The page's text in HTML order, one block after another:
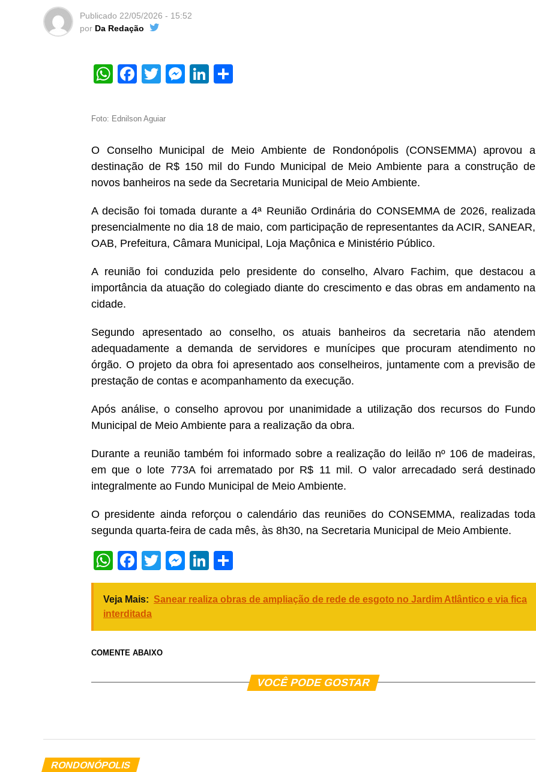
Publicado 22/05/2026 - 15:52
por Da Redação
WhatsApp
Facebook
TwitterMessenger
LinkedIn
Foto: Ednilson Aguiar
O Conselho Municipal de Meio Ambiente de Rondonópolis(CONSEMMA) aprovou a
destinação de R$ 150 mil do Fundo Municipal de Meio Ambiente para a construção de
novos banheiros na sede da Secretaria Municipal de Meio Ambiente.
A decisão foi tomada durante a 4ª Reunião Ordinária do CONSEMMA de 2026, realizada
presencialmente no dia 18 de maio, com participação de representantes da ACIR, SANEAR,
OAB, Prefeitura, Câmara Municipal, Loja Maçônica e Ministério Público.
A reunião foi conduzida pelo presidente do conselho, Alvaro Fachim, que destacou a
importância da atuação do colegiado diante do crescimento e das obras em andamento na
cidade.
Segundo apresentado ao conselho, os atuais banheiros da secretaria não atendem
adequadamente a demanda de servidores e munícipes que procuram atendimento no
órgão. O projeto da obra foi apresentado aos conselheiros, juntamente com a previsão de
prestação de contas e acompanhamento da execução.
Após análise, o conselho aprovou por unanimidade a utilização dos recursos do Fundo
Municipal de Meio Ambiente para a realização da obra.
Durante a reunião também foi informado sobre a realização do leilão nº 106 de madeiras,
em que o lote 773A foi arrematado por R$ 11 mil. O valor arrecadado será destinado
integralmente ao Fundo Municipal de Meio Ambiente.
O presidente ainda reforçou o calendário das reuniões do CONSEMMA, realizadas toda
segunda quarta-feira de cada mês, às 8h30, na Secretaria Municipal de Meio Ambiente.
WhatsApp
Facebook
TwitterMessenger
LinkedIn
Veja Mais: Sanear realiza obras de ampliação de rede de esgoto no Jardim Atlântico e via fica
interditada
COMENTE ABAIXO
VOCÊ PODE GOSTAR
RONDONÓPOLIS